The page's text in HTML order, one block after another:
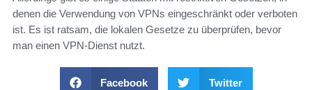
denen die Verwendung von VPNs eingeschränkt oder verboten
ist. Es ist ratsam, die lokalen Gesetze zu überprüfen, bevor
man einen VPN-Dienst nutzt.
Facebook Twitter